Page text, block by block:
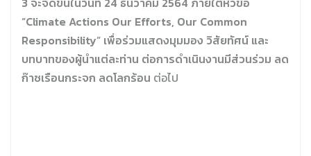
“Climate Actions Our Efforts, Our Common
Responsibility” เพื่อร่วมแสดงมุมมอง วิสัยทัศน์ และ
บทบาทของผู้นำแต่ละท่าน ต่อการดำเนินงานมีส่วนร่วม ลด
ก๊าซเรือนกระจก ลดโลกร้อน ต่อไป